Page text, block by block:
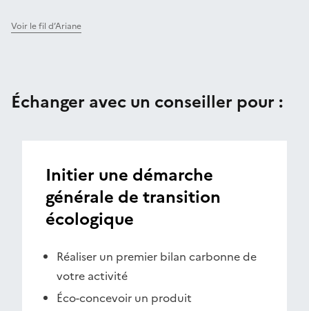
Voir le fil d’Ariane
Échanger avec un conseiller pour :
Initier une démarche
générale de transition
écologique
Réaliser un premier bilan carbonne de
votre activité
Éco-concevoir un produit